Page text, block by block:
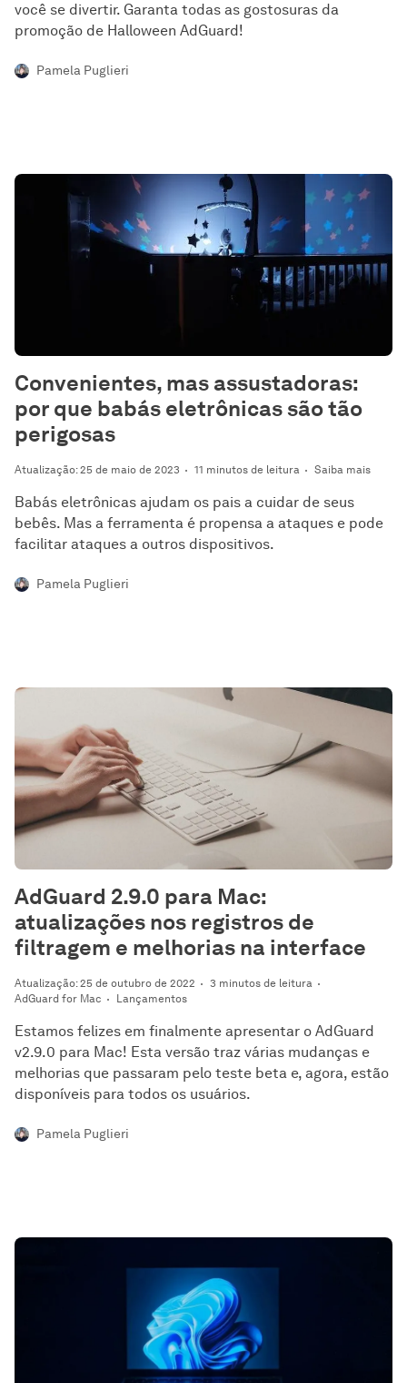
você se divertir. Garanta todas as gostosuras da
promoção de Halloween AdGuard!
Pamela Puglieri
Atualização: 25 de maio de 2023 11 minutos de leitura Saiba mais
Convenientes, mas assustadoras:
por que babás eletrônicas são tão
perigosas
Babás eletrônicas ajudam os pais a cuidar de seus
bebês. Mas a ferramenta é propensa a ataques e pode
facilitar ataques a outros dispositivos.
Pamela Puglieri
Atualização: 25 de outubro de 2022
3 minutos de leitura
AdGuard for Mac
Lançamentos
AdGuard 2.9.0 para Mac:
atualizações nos registros de
filtragem e melhorias na interface
Estamos felizes em finalmente apresentar o AdGuard
v2.9.0 para Mac! Esta versão traz várias mudanças e
melhorias que passaram pelo teste beta e, agora, estão
disponíveis para todos os usuários.
Pamela Puglieri